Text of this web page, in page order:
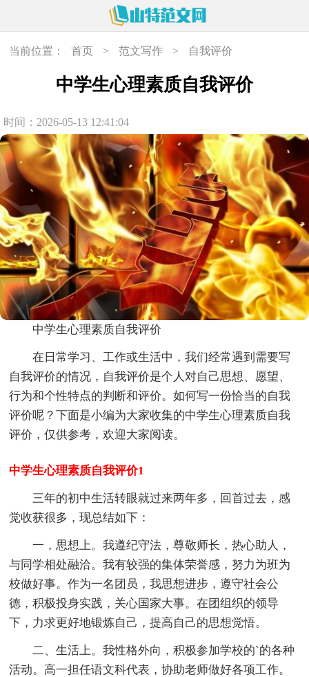
当前位置： 首页 > 范文写作 > 自我评价
中学生心理素质自我评价
时间：2026-05-13 12:41:04
中学生心理素质自我评价
在日常学习、工作或生活中，我们经常遇到需要写
自我评价的情况，自我评价是个人对自己思想、愿望、
行为和个性特点的判断和评价。如何写一份恰当的自我
评价呢？下面是小编为大家收集的中学生心理素质自我
评价，仅供参考，欢迎大家阅读。
中学生心理素质自我评价1
三年的初中生活转眼就过来两年多，回首过去，感
觉收获很多，现总结如下：
一，思想上。我遵纪守法，尊敬师长，热心助人，
与同学相处融洽。我有较强的集体荣誉感，努力为班为
校做好事。作为一名团员，我思想进步，遵守社会公
德，积极投身实践，关心国家大事。在团组织的领导
下，力求更好地锻炼自己，提高自己的思想觉悟。
二、生活上。我性格外向，积极参加学校的`的各种
活动。高一担任语文科代表，协助老师做好各项工作。